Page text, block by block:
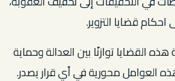
قضايا التزوير.
القضايا توازنًا بين العدالة وحماية
العوامل محورية في أي قرار يصدر.